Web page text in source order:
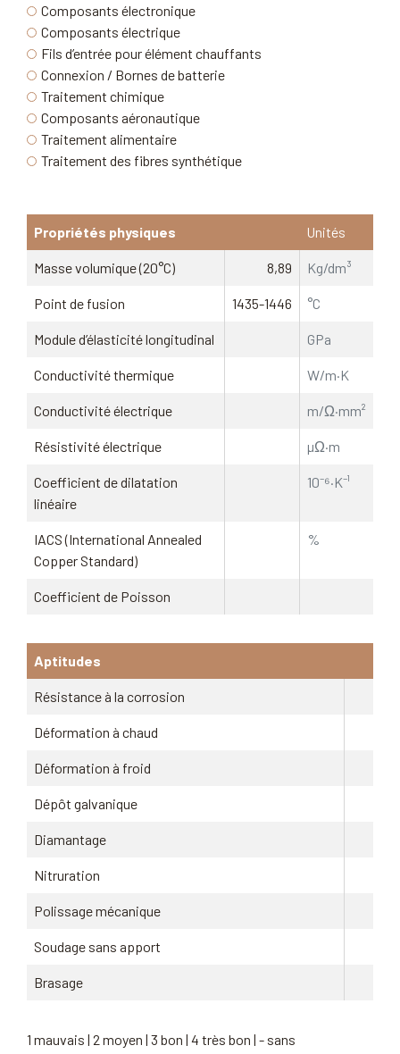
Composants électronique
Composants électrique
Fils d’entrée pour élément chauffants
Connexion / Bornes de batterie
Traitement chimique
Composants aéronautique
Traitement alimentaire
Traitement des fibres synthétique
Propriétés physiques Unités
Masse volumique (20°C) 8,89 Kg/dm³
Point de fusion 1435-1446 °C
Module d’élasticité longitudinal GPa
Conductivité thermique W/m·K
Conductivité électrique m/Ω·mm²
Résistivité électrique µΩ·m
Coefficient de dilatation
linéaire
10⁻⁶·K⁻¹
IACS (International Annealed
Copper Standard)
%
Coefficient de Poisson
Aptitudes
Résistance à la corrosion
Déformation à chaud
Déformation à froid
Dépôt galvanique
Diamantage
Nitruration
Polissage mécanique
Soudage sans apport
Brasage
1 mauvais | 2 moyen | 3 bon | 4 très bon | - sans